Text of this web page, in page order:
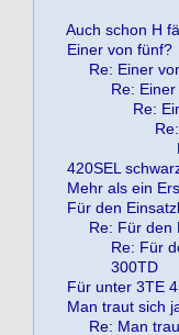
Auch schon H
Einer von fünf?
Re: Einer
Re:
Re:
420SEL
Mehr als ein
Für den
Re: Für den
Re: Für
300TD
Für unter 3TE
Man traut sich
Re: Man